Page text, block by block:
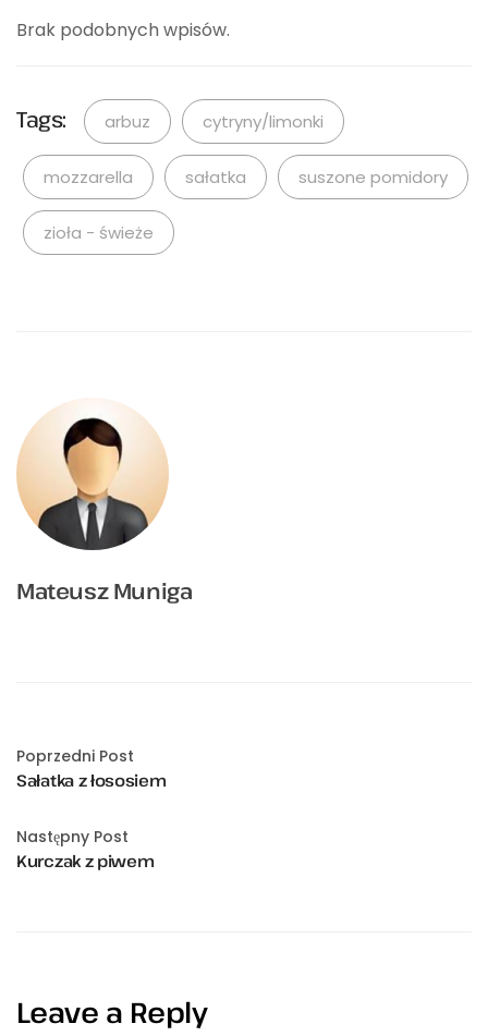
Brak podobnych wpisów.
Tags: arbuz cytryny/limonki
mozzarella sałatka suszone pomidory
zioła - świeże
Mateusz Muniga
Poprzedni Post
Sałatka z łososiem
Następny Post
Kurczak z piwem
Leave a Reply